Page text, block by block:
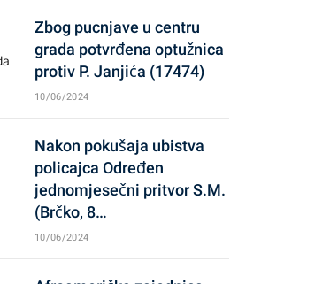
Zbog pucnjave u centru
grada potvrđena optužnica
protiv P. Janjića (17474)
10/06/2024
Nakon pokušaja ubistva
policajca Određen
jednomjesečni pritvor S.M.
(Brčko, 8…
10/06/2024